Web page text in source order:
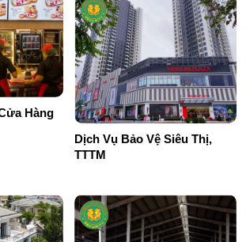
Hàng
Dịch Vụ Bảo Vệ Siêu Thị,
TTTM